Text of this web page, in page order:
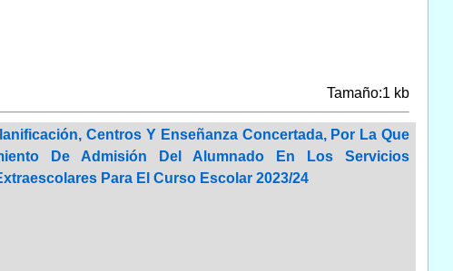
Tamaño:1 kb
Centros Y Enseñanza Concertada, Por La Que
De Admisión Del Alumnado En Los Servicios
Para El Curso Escolar 2023/24